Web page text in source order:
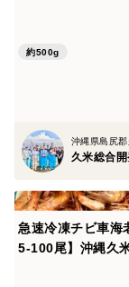
【メディア、
▶︎twitter ：
▶︎Instagram
https://
m】【加熱調理用
約500g
久米総合開
急速冷凍チビ車海
5-100尾】沖縄久